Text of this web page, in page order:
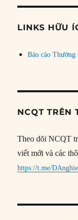
đề
LINKS HỮU
Báo cáo
NCQT TRÊN
Theo dõi NCQT
viết mới và các
https://t.me/